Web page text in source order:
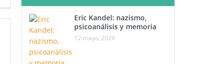
Eric Kandel: nazismo,
psicoanálisis y memoria
12 mayo, 2026